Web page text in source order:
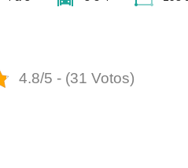
4.8/5 - (31 Votos)